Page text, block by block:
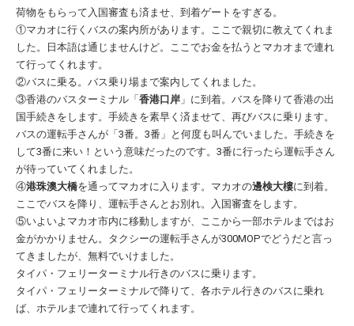
荷物をもらって入国審査も済ませ、到着ゲートをすぎる。
①マカオに行くバスの案内所があります。ここで親切に教えてくれま
した。日本語は通じませんけど。ここでお金を払うとマカオまで連れ
て行ってくれます。
②バスに乗る。バス乗り場まで案内してくれました。
③香港のバスターミナル「 香港口岸 」に到着。バスを降りて香港の出
国手続きをします。手続きを素早く済ませて、再びバスに乗ります。
バスの運転手さんが「3番。3番」と何度も叫んでいました。手続きを
して3番に来い！という意味だったのです。3番に行ったら運転手さん
が待っていてくれました。
④港珠澳大橋を通ってマカオに入ります。マカオの邊検大樓に到着。
ここでバスを降り、運転手さんとお別れ。入国審査をします。
⑤いよいよマカオ市内に移動しますが、ここから一部ホテルまではお
金がかかりません。タクシーの運転手さんが300MOPでどうだと言っ
てきましたが、無料でいけました。
タイパ・フェリーターミナル行きのバスに乗ります。
タイパ・フェリーターミナルで降りて、各ホテル行きのバスに乗れ
ば、ホテルまで連れて行ってくれます。